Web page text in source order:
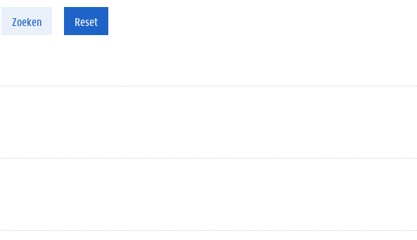
Zoeken Reset